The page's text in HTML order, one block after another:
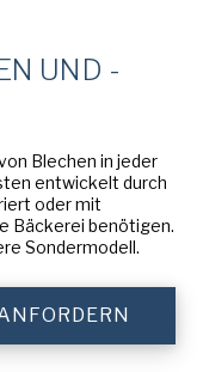
UND -
Blechen in jeder
entwickelt durch
oder mit
Bäckerei benötigen.
Sondermodell.